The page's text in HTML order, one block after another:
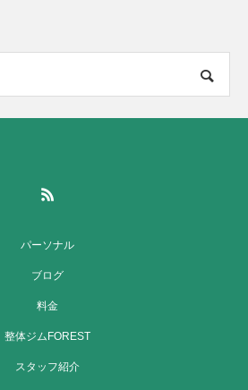
パーソナル
ブログ
料金
整体ジムFOREST
スタッフ紹介